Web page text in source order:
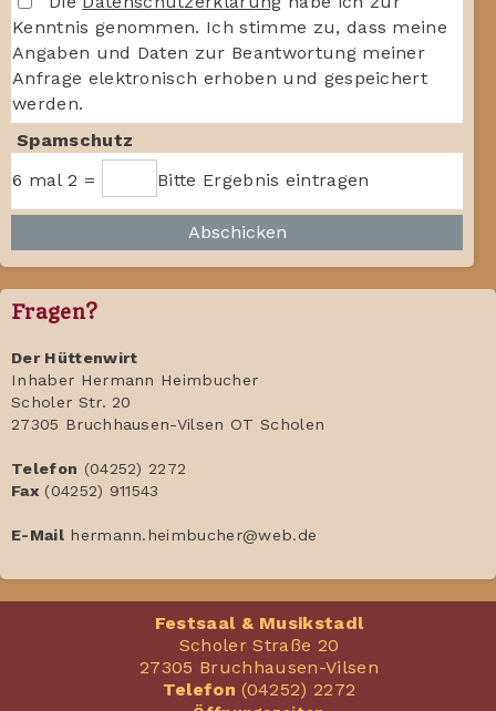
Kenntnis genommen. Ich stimme zu, dass meine
Angaben und Daten zur Beantwortung meiner
Anfrage elektronisch erhoben und gespeichert
werden.
Spamschutz
6 mal 2 = Bitte Ergebnis eintragen
Abschicken
Fragen?
Der Hüttenwirt
Inhaber Hermann Heimbucher
Scholer Str. 20
27305 Bruchhausen-Vilsen OT Scholen
Telefon (04252) 2272
Fax(04252) 911543
E-Mailhermann.heimbucher@web.de
Festsaal & Musikstadl
Scholer Straße 20
27305 Bruchhausen-Vilsen
Telefon (04252) 2272